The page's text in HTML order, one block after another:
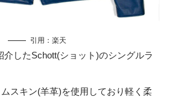
引用： 楽天
介したSchott(ショット)のシングルラ
スキン(羊革)を使用しており軽く柔